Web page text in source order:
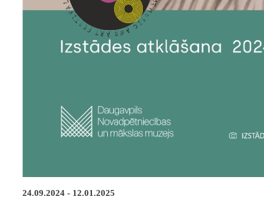
24.09.2024 - 12.01.2025